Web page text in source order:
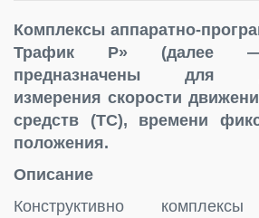
Комплексы аппаратно-
Трафик Р» (далее —
предназначены для
измерения скорости
средств (ТС), времени
положения.
Описание
Конструктивно